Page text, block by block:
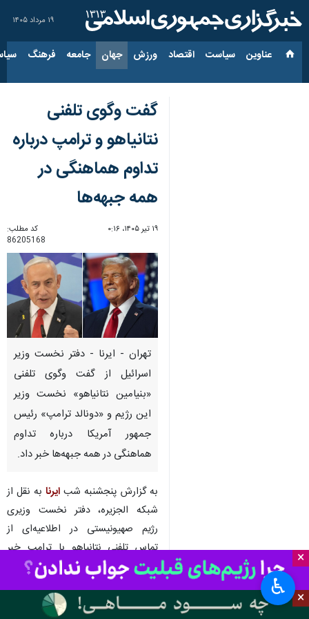
۱۹ مرداد ۱۴۰۵
عناوین‌ سیاست اقتصاد ورزش جهان جامعه فرهنگ
×
×
گفت وگوی تلفنی
نتانیاهو و ترامپ درباره
تداوم هماهنگی در
همه جبهه‌ها
۱۹ تیر ۱۴۰۵، ۰:۱۶
کد مطلب:
86205168
تهران - ایرنا - دفتر نخست وزیر
اسرائیل از گفت وگوی تلفنی
«بنیامین نتانیاهو» نخست وزیر
این رژیم و «دونالد ترامپ» رئیس
جمهور آمریکا درباره تداوم
هماهنگی در همه جبهه‌ها خبر داد.
به گزارش پنجشنبه شبایرنا به نقل از
شبکه الجزیره، دفتر نخست وزیری
رژیم صهیونیستی در اطلاعیه‌ای از
تماس تلفنی نتانیاهو با ترامپ خبر
داد.
بر اساس این گزارش، دفتر نخست
وزیر رژیم صهیونیستی افزود که در این
♿︎